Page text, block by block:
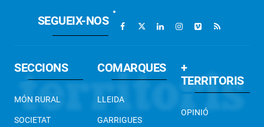
SEGUEIX-NOS
SECCIONS
MÓN RURAL
SOCIETAT
COMARQUES
LLEIDA
GARRIGUES
+
TERRITORIS
OPINIÓ